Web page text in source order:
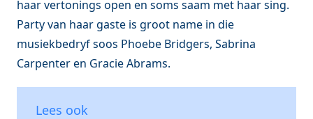
haar vertonings open en soms saam met haar sing.
Party van haar gaste is groot name in die
musiekbedryf soos Phoebe Bridgers, Sabrina
Carpenter en Gracie Abrams.
Lees ook